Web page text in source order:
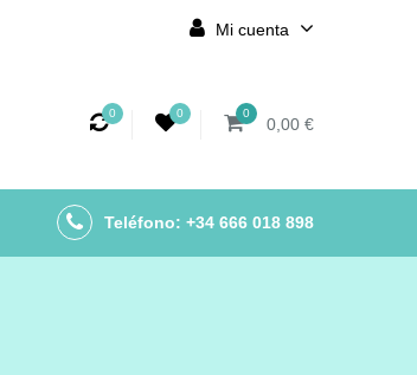
Mi cuenta
0 0 0
0,00 €
Teléfono: +34 666 018 898